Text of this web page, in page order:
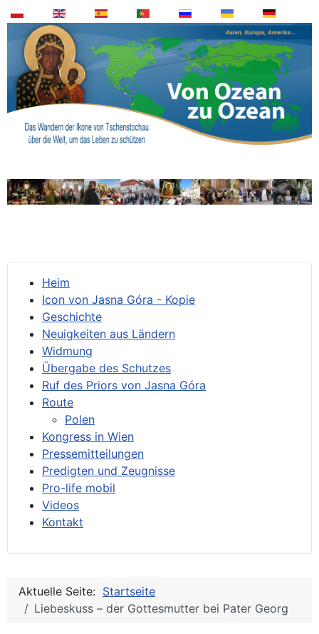
Heim
Icon von Jasna Góra - Kopie
Geschichte
Neuigkeiten aus Ländern
Widmung
Übergabe des Schutzes
Ruf des Priors von Jasna Góra
Route
Polen
Kongress in Wien
Pressemitteilungen
Predigten und Zeugnisse
Pro-life mobil
Videos
Kontakt
Aktuelle Seite: Startseite
Liebeskuss – der Gottesmutter bei Pater Georg